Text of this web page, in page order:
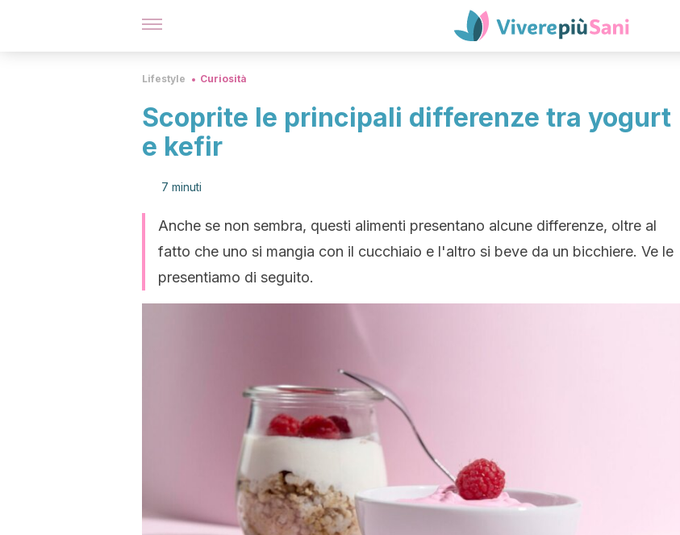
Lifestyle Curiosità
Scoprite le principali differenze tra yogurt
e kefir
7 minuti
Anche se non sembra, questi alimenti presentano alcune differenze, oltre al
fatto che uno si mangia con il cucchiaio e l'altro si beve da un bicchiere. Ve le
presentiamo di seguito.